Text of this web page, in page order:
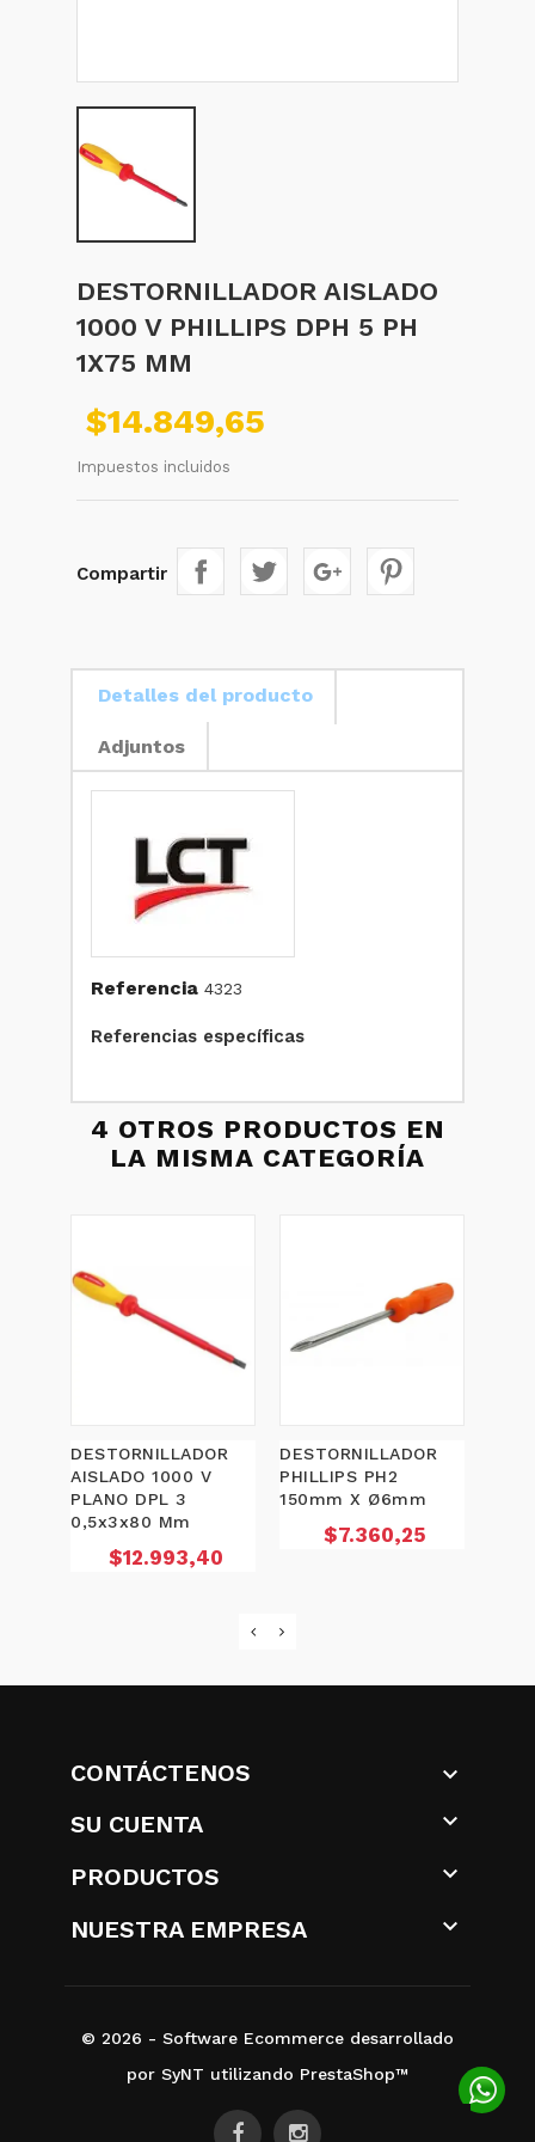
DESTORNILLADOR AISLADO
1000 V PHILLIPS DPH 5 PH
1X75 MM
$14.849,65
Impuestos incluidos
Compartir
Detalles del producto
Adjuntos
Referencia 4323
Referencias específicas
4 OTROS PRODUCTOS EN
LA MISMA CATEGORÍA
DESTORNILLADOR
AISLADO 1000 V
PLANO DPL 3
0,5x3x80 Mm
Precio
$12.993,40
DESTORNILLADOR
PHILLIPS PH2
150mm X Ø6mm
Precio
$7.360,25
CONTÁCTENOS

SU CUENTA

PRODUCTOS

NUESTRA EMPRESA

© 2026 - Software Ecommerce desarrollado
por SyNT utilizando PrestaShop™